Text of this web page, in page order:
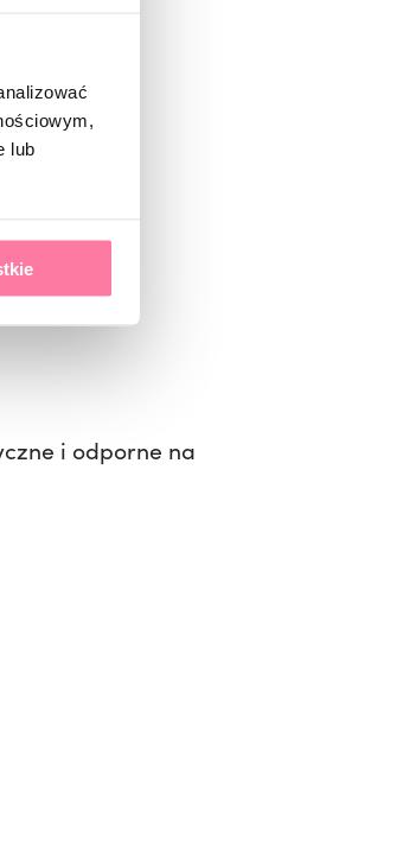
lub
i odporne na